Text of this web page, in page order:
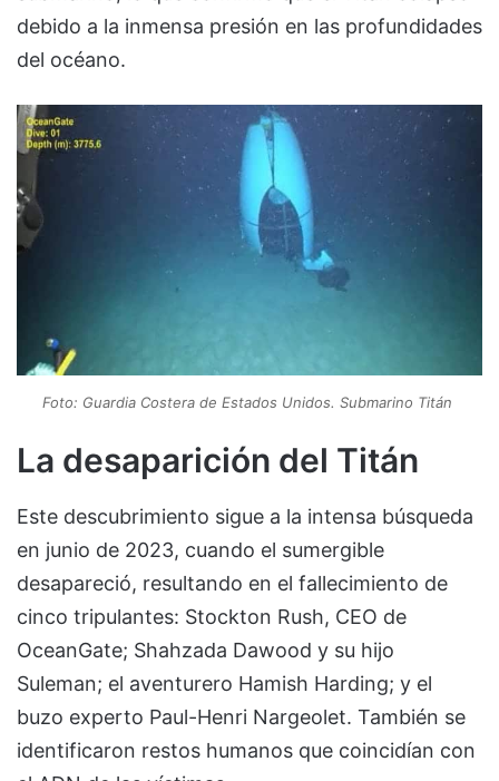
debido a la inmensa presión en las profundidades
del océano.
Foto: Guardia Costera de Estados Unidos. Submarino Titán
La desaparición del Titán
Este descubrimiento sigue a la intensa búsqueda
en junio de 2023, cuando el sumergible
desapareció, resultando en el fallecimiento de
cinco tripulantes: Stockton Rush, CEO de
OceanGate; Shahzada Dawood y su hijo
Suleman; el aventurero Hamish Harding; y el
buzo experto Paul-Henri Nargeolet. También se
identificaron restos humanos que coincidían con